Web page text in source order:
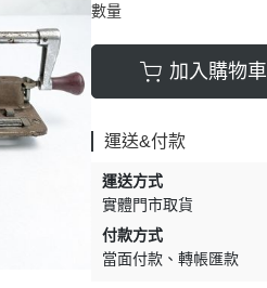
數量
加入購物車
運送&付款
運送方式
實體門市取貨
付款方式
當面付款
轉帳匯款